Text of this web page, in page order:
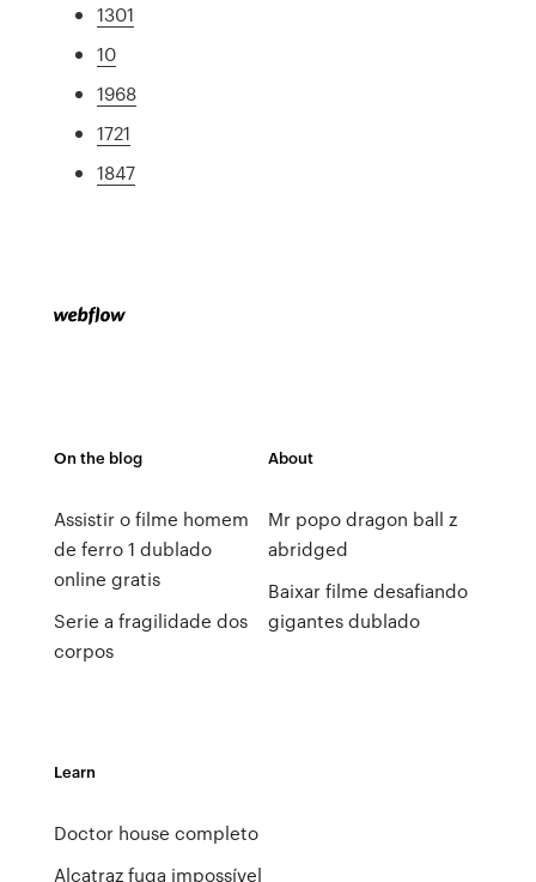
1301
10
1968
1721
1847
On the blog
Assistir o filme homem
de ferro 1 dublado
online gratis
Serie a fragilidade dos
corpos
About
Mr popo dragon ball z
abridged
Baixar filme desafiando
gigantes dublado
Learn
Doctor house completo
Alcatraz fuga impossível